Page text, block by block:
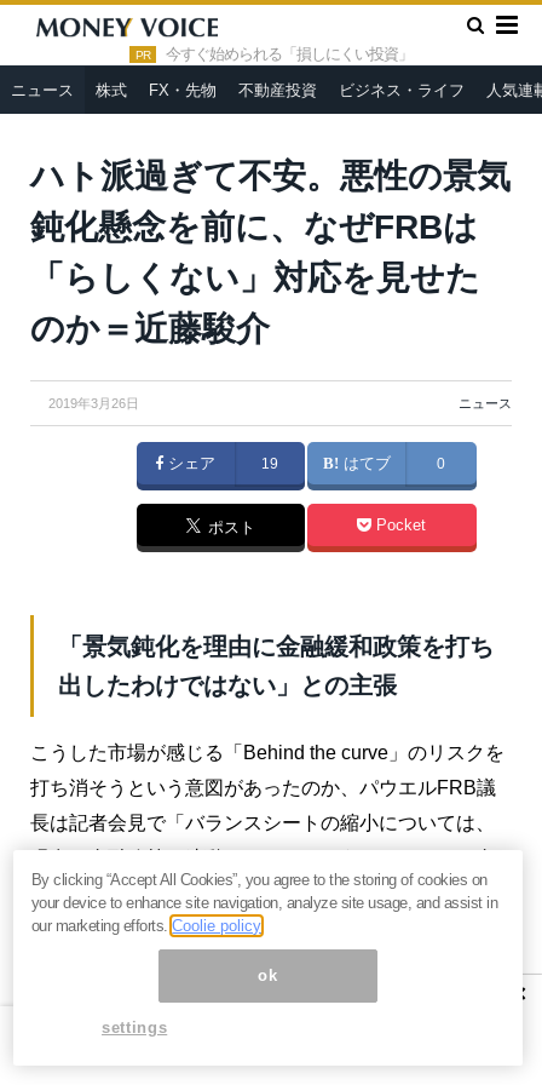
PR 今すぐ始められる「損しにくい投資」
ニュース 株式 FX・先物 不動産投資 ビジネス・ライフ 人気連
HOME » ニュース »
ハト派過ぎて不安。悪性の景気鈍化懸念を
前に、なぜFRBは「らしくない」対応を見せたのか＝近藤駿介
ハト派過ぎて不安。悪性の景気
鈍化懸念を前に、なぜFRBは
「らしくない」対応を見せた
のか＝近藤駿介
2019年3月26日 ニュース
シェア 19 はてブ 0
ポスト Pocket
「景気鈍化を理由に金融緩和政策を打ち
出したわけではない」との主張
こうした市場が感じる「Behind the curve」のリスクを
打ち消そうという意図があったのか、パウエルFRB議
長は記者会見で「バランスシートの縮小については、
利の操作が金融政策の原則であると我々は見ており、
今後6カ月かけてバランスシートを平常の水準に戻ると
い」と発言し、バランスシート縮小政策を金融政策と
同一しないように釘を刺した
×
By clicking “Accept All Cookies”, you agree to the storing of cookies on
your device to enhance site navigation, analyze site usage, and assist in
our marketing efforts.Coolie policy
ok
settings